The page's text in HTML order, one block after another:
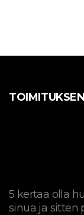
5 kertaa olla
sinua ja sitten